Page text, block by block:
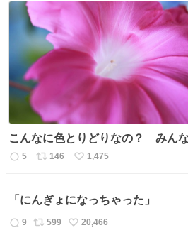
こんなに色とりどりなの？ みん
返
数
5
リ
ス
ト
数
146
い
ね
数
1,475
「にんぎょになっちゃった」
返
9
リ
599
い
20,466